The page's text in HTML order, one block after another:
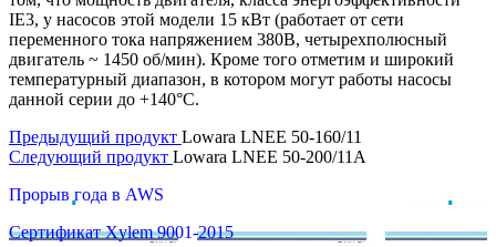
IE3, у насосов этой модели 15 кВт (работает от сети
переменного тока напряжением 380В, четырехполюсный
двигатель ~ 1450 об/мин). Кроме того отметим и широкий
температурный диапазон, в котором могут работы насосы
данной серии до +140°C.
Предыдущий продукт Lowara LNEE 50-160/11
Следующий продукт Lowara LNEE 50-200/11A
Прорыв года в AWS
Сертификат Xylem 9001-2015